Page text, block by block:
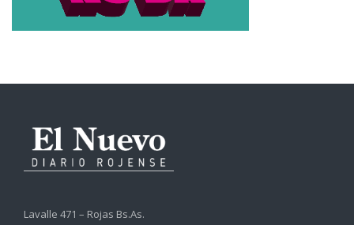
Lavalle 471 – Rojas Bs.As.